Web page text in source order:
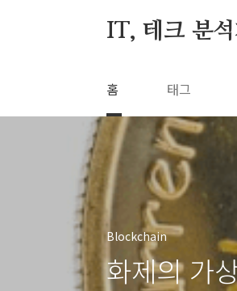
IT, 테크 분
홈 태그
Blockchain
화제의 가